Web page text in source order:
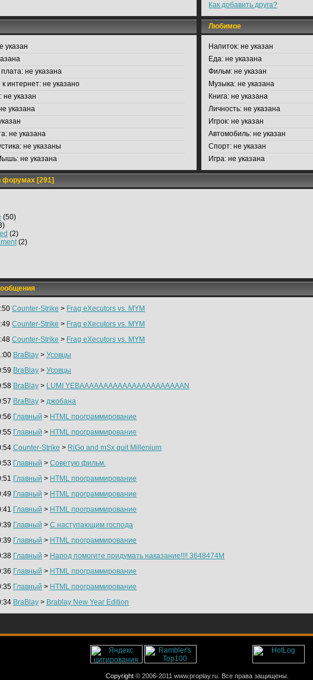
Как добавить друга?
указан
не указана
интернет: не указано
не указан
указана
не указана
не указаны
не указана
Любимое
Напиток: не указан
Еда: не указана
Фильм: не указан
Музыка: не указана
Книга: не указана
Личность: не указана
Игрок: не указан
Автомобиль: не указан
Спорт: не указан
Игра: не указана
[291]
(50)
(2)
(2)
Counter-Strike > Frag eXecutors vs. MYM
Counter-Strike > Frag eXecutors vs. MYM
Counter-Strike > Frag eXecutors vs. MYM
BraBlay > Усовцы
BraBlay > Усовцы
BraBlay > LUMI YEBAAAAAAAAAAAAAAAAAAAAAAN
BraBlay > джобана
Главный > HTML прoграммирование
Главный > HTML программирование
Counter-Strike > RiGo and mSx quit Millenium
Главный > Советую фильм.
Главный > HTML прoграммирование
Главный > HTML программирование
Главный > HTML прoграммирование
Главный > С наступающим господа
Главный > HTML прoграммирование
Главный > Народ помогите придумать наказание!!!! 3648474М
Главный > HTML прoграммирование
Главный > HTML программирование
BraBlay > Brablay New Year Edition
Copyright © 2006-2011 www.proplay.ru. Все права защищены.